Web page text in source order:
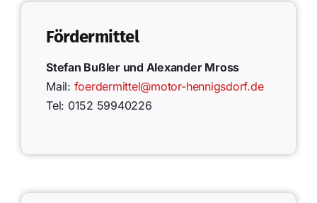
Fördermittel
Stefan Bußler und Alexander Mross
Mail: foerdermittel@motor-hennigsdorf.de
Tel: 0152 59940226